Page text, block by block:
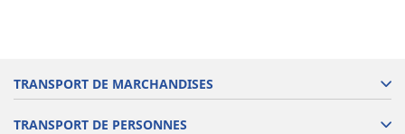
TRANSPORT DE MARCHANDISES
TRANSPORT DE PERSONNES